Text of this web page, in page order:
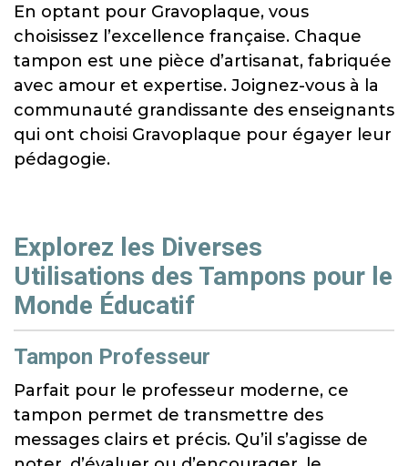
En optant pour Gravoplaque, vous
choisissez l’excellence française. Chaque
tampon est une pièce d’artisanat, fabriquée
avec amour et expertise. Joignez-vous à la
communauté grandissante des enseignants
qui ont choisi Gravoplaque pour égayer leur
pédagogie.
Explorez les Diverses
Utilisations des Tampons pour le
Monde Éducatif
Tampon Professeur
Parfait pour le professeur moderne, ce
tampon permet de transmettre des
messages clairs et précis. Qu’il s’agisse de